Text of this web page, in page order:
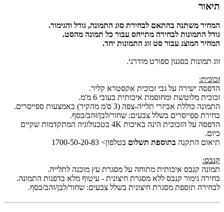
תיאור
המחיר משתנה בהתאם לבחירת סוג התמונה, גודל והגימור.
גודל התמונות לבחירה מתייחס עבור כל תמונה מהסט.
המחיר המוצג עבור סט זוג התמונות יחד.
זוג תמונות בסגנון ספורט מודרני.
זכוכית:
הדפסה ישירה על גבי זכוכית אקסטרא קליר.
זכוכית מלוטשת ומחוסמת איכותית בעובי 6 מ'מ.
התמונה כוללת אביזרי תלייה-צפה (3 ס'מ מהקיר) באמצעות ספייסרים.
בחירת ספייסרים בשלל צבעים: שחור/לבן/זהב/כסף.
הדפסה על הזכוכית הינה באיכות 4K בטכנולוגיה המתקדמות שקיים
כיום.
תיאום התקנה בתוספת תשלום בטלפון> 1700-50-20-83
קנבס:
תמונה קנבס איכותית מתוחה על מסגרת עץ מוכנה לתלייה.
בחירה גימור קנבס ללא מסגרת חיצונית - עיטוף מלא בדפנות התמונה.
לבחירה תוספת מסגרת חיצונית בשלל צבעים: שחור/לבן/זהב/כסף.